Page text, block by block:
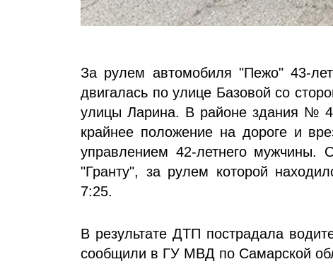
За рулем автомобиля "Пежо" 43-
двигалась по улице Базовой со
улицы Ларина. В районе здания №
крайнее положение на дороге и
управлением 42-летнего мужчины.
"Гранту", за рулем которой
7:25.
В результате ДТП пострадала
сообщили в ГУ МВД по Самарской